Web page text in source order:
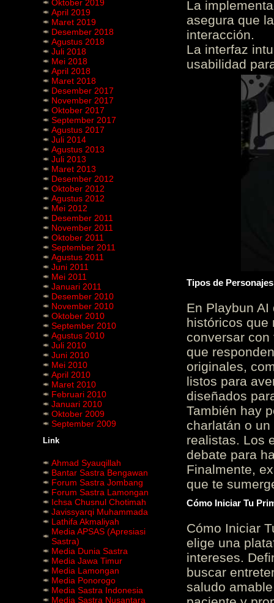
Oktober 2019
April 2019
Maret 2019
Desember 2018
Agustus 2018
Juli 2018
Mei 2018
April 2018
Maret 2018
Desember 2017
November 2017
Oktober 2017
September 2017
Agustus 2017
Juli 2014
Agustus 2013
Juli 2013
Maret 2013
Desember 2012
Oktober 2012
Agustus 2012
Mei 2012
Desember 2011
November 2011
Oktober 2011
September 2011
Agustus 2011
Juni 2011
Mei 2011
Januari 2011
Desember 2010
November 2010
Oktober 2010
September 2010
Agustus 2010
Juli 2010
Juni 2010
Mei 2010
April 2010
Maret 2010
Februari 2010
Januari 2010
Oktober 2009
September 2009
Link
Ahmad Syauqillah
Bantar Sastra Bengawan
Forum Sastra Jombang
Forum Sastra Lamongan
Ichsa Chusnul Chotimah
Javissyarqi Muhammada
Lathifa Akmaliyah
Media APSAS (Apresiasi
Sastra)
Media Dunia Sastra
Media Jawa Timur
Media Lamongan
Media Ponorogo
Media Sastra Indonesia
Media Sastra Nusantara
La
asegura que
interacción.
La interfaz
usabilidad
Tipos de
En Playbun
históricos que
conversar
que
originales,
listos para
diseñados
También hay
charlatán o
realistas. Los
debate para
Finalmente,
que te
Cómo Iniciar Tu
Cómo Iniciar
elige una
intereses.
buscar
saludo